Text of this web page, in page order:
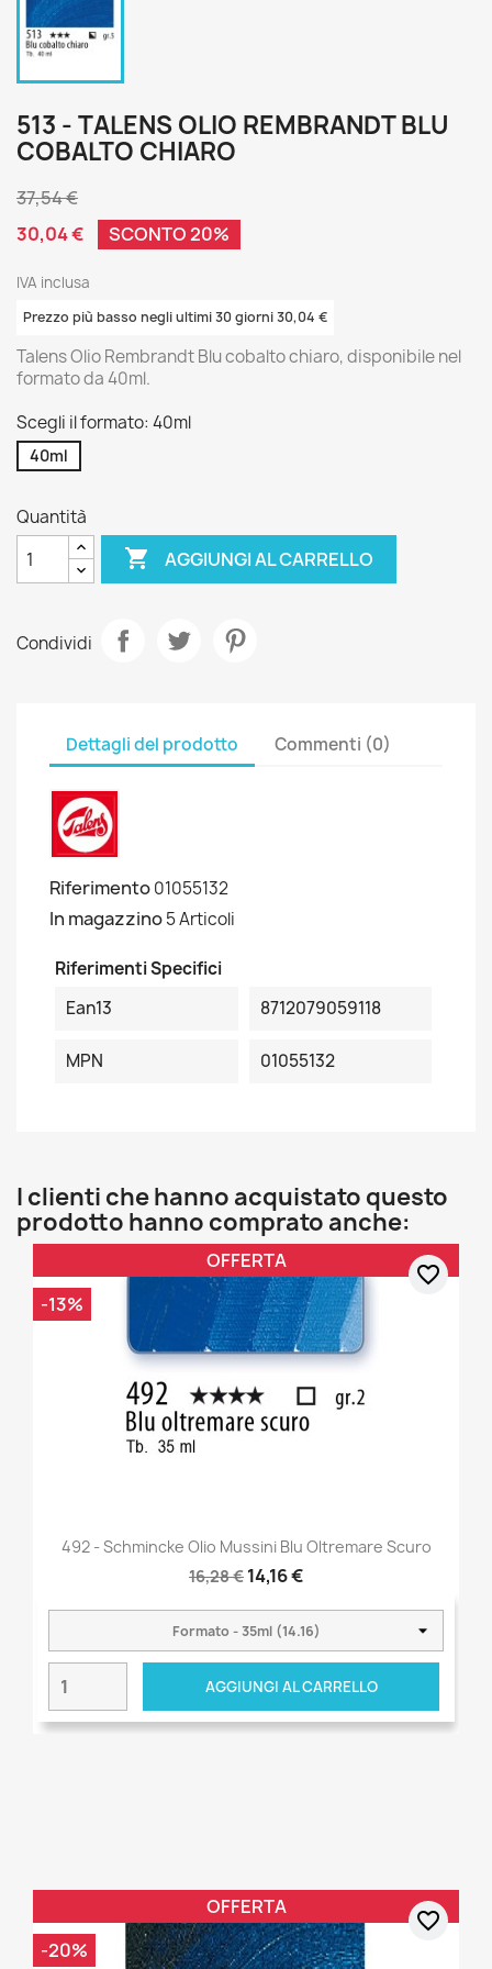
513 - TALENS OLIO REMBRANDT BLU
COBALTO CHIARO
37,54 €
30,04 €
SCONTO 20%
IVA inclusa
Prezzo più basso negli ultimi 30 giorni 30,04 €
Talens Olio Rembrandt Blu cobalto chiaro, disponibile nel
formato da 40ml.
Scegli il formato: 40ml
40ml
Quantità
 AGGIUNGI AL CARRELLO
Condividi
Dettagli del prodotto Commenti (0)
Riferimento01055132
In magazzino5 Articoli
Riferimenti Specifici
Ean13
8712079059118
MPN 01055132
I clienti che hanno acquistato questo
prodotto hanno comprato anche:
492 - Schmincke Olio Mussini Blu Oltremare Scuro
16,28 € 14,16 €
AGGIUNGI AL CARRELLO
OFFERTA
-13%
favorite_border
OFFERTA
-20%
favorite_border